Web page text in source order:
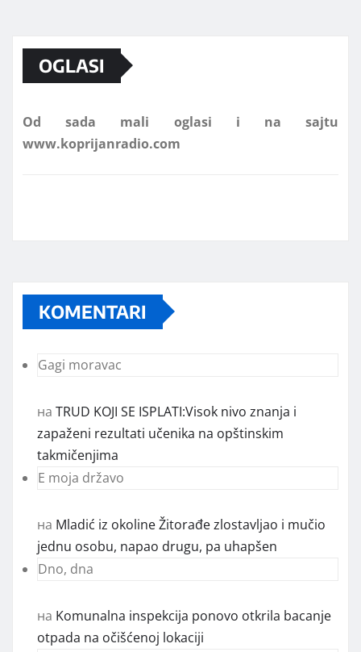
OGLASI
Od sada mali oglasi i na sajtu
KOMENTARI
Gagi moravac
на TRUD KOJI SE ISPLATI:Visok nivo znanja i
zapaženi rezultati učenika na opštinskim
takmičenjima
E moja državo
на Mladić iz okoline Žitorađe zlostavljao i mučio
jednu osobu, napao drugu, pa uhapšen
Dno, dna
на Komunalna inspekcija ponovo otkrila bacanje
otpada na očišćenoj lokaciji